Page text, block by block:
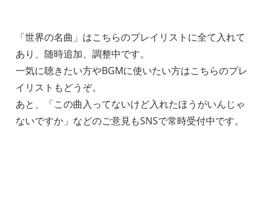
「世界の名曲」はこちらのプレイリストに全て入れて
あり、随時追加、調整中です。
一気に聴きたい方やBGMに使いたい方はこちらのプレ
イリストもどうぞ。
あと、「この曲入ってないけど入れたほうがいんじゃ
ないですか」などのご意見もSNSで常時受付中です。